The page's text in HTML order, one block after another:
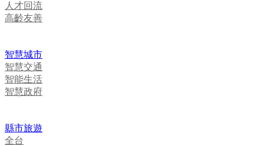
人才回流
高齡友善
智慧城市
智慧交通
智能生活
智慧政府
縣市旅遊
全台